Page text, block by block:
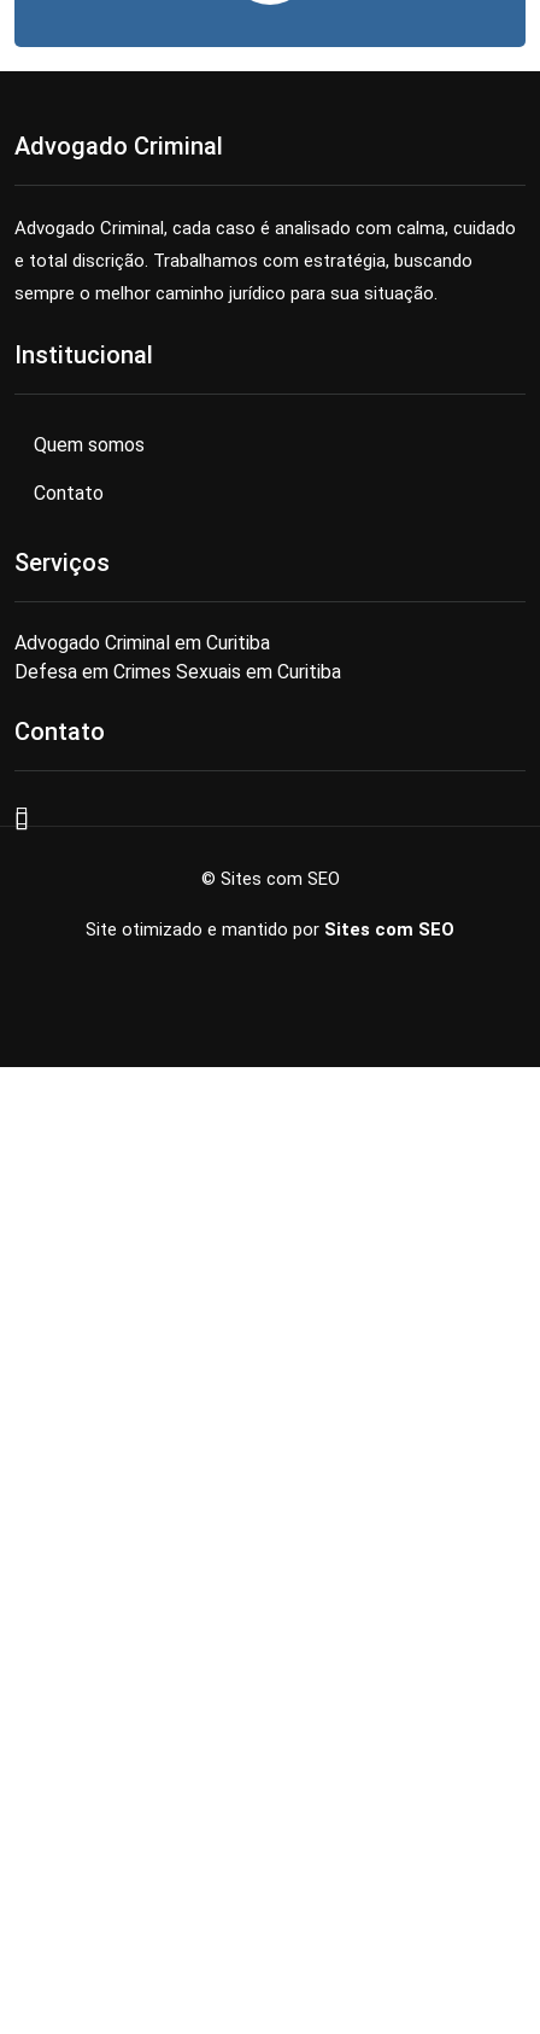
Advogado Criminal
Advogado Criminal, cada caso é analisado com calma, cuidado
e total discrição. Trabalhamos com estratégia, buscando
sempre o melhor caminho jurídico para sua situação.
Institucional
Quem somos
Contato
Serviços
Advogado Criminal em Curitiba
Defesa em Crimes Sexuais em Curitiba
Contato
© Sites com SEO
Site otimizado e mantido por Sites com SEO